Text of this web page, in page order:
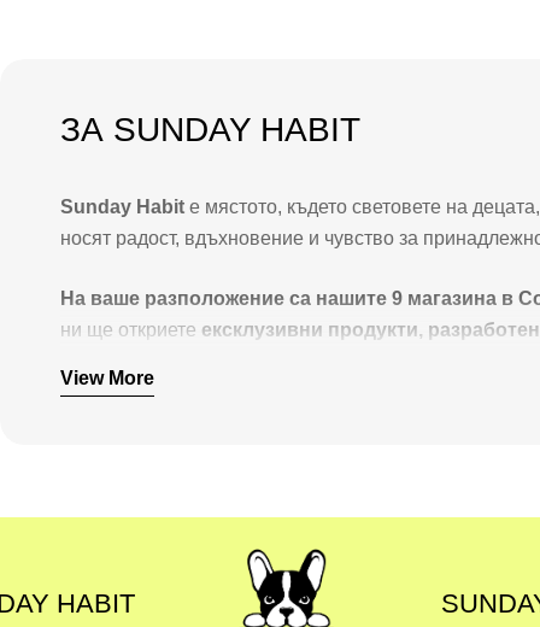
ЗА SUNDAY HABIT
Sunday Habit е мястото, където световете на
носят радост, вдъхновение и чувство за
На ваше разположение са нашите 9 магазина в
ни ще откриете ексклузивни продукти,
Нашата мисия е проста:
Да направим пазаруването забавно и
View More
SUNDAY HABIT